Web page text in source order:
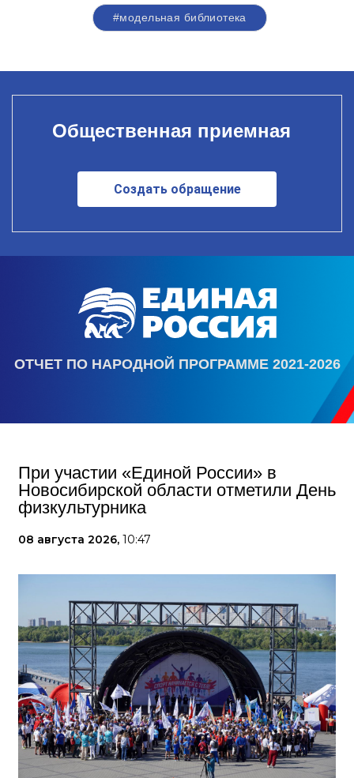
#модельная библиотека
Общественная приемная
Создать обращение
ОТЧЕТ ПО НАРОДНОЙ ПРОГРАММЕ 2021-2026
При участии «Единой России» в
Новосибирской области отметили День
физкультурника
08 августа 2026, 10:47